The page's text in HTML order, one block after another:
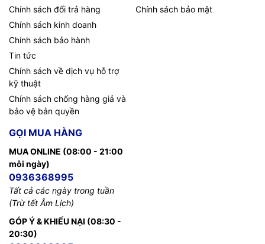
Chính sách đổi trả hàng
Chính sách kinh doanh
Chính sách bảo hành
Tin tức
Chính sách về dịch vụ hỗ trợ
kỹ thuật
Chính sách chống hàng giả và
bảo vệ bản quyền
Chính sách bảo mật
GỌI MUA HÀNG
MUA ONLINE (08:00 - 21:00
mỗi ngày)
0936368995
Tất cả các ngày trong tuần
(Trừ tết Âm Lịch)
GÓP Ý & KHIẾU NẠI (08:30 -
20:30)